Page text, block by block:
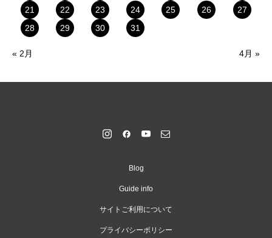
21
22 23 24 25 26
27
28
29 30 31
« 2月 4月 »
Blog
Guide info
サイトご利用について
プライバシーポリシー